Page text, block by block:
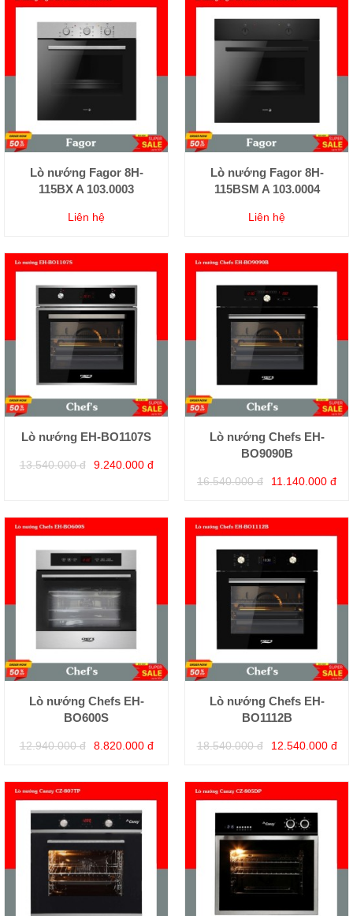
Lò nướng Fagor 8H-
115BX A 103.0003
Liên hệ
Lò nướng Fagor 8H-
115BSM A 103.0004
Liên hệ
Lò nướng EH-BO1107S
13.540.000 đ 9.240.000 đ
Lò nướng Chefs EH-
BO9090B
16.540.000 đ 11.140.000 đ
Lò nướng Chefs EH-
BO600S
12.940.000 đ 8.820.000 đ
Lò nướng Chefs EH-
BO1112B
18.540.000 đ 12.540.000 đ